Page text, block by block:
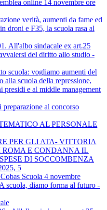
online 14 novembre ore
verità, aumenti da fame ed
droni e F35, la scuola rasa al
All'albo sindacale ex art.25
del diritto allo studio -
scuola: vogliamo aumenti del
alla scuola della repressione,
presidi e al middle management
al concorso
AL PERSONALE
PER GLI ATA- VITTORIA
E CONDANNA IL
DI SOCCOMBENZA
5
Scuola 4 novembre
scuola, diamo forma al futuro -